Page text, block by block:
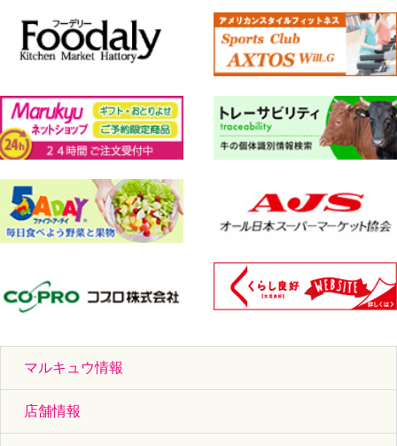
マルキュウ情報
店舗情報